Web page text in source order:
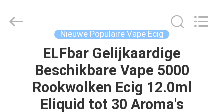
PRODUCTEN
Rights
Nieuwe Populaire Vape Ecig
ELFbar Gelijkaardige
Beschikbare Vape 5000
Rookwolken Ecig 12.0ml
Eliquid tot 30 Aroma's